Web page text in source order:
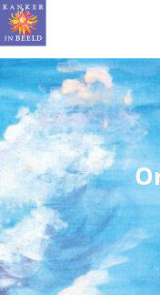
Sla
navigatie
over
HOME
WAT WE DOEN
ACTIVITEITEN
OVER ONS
CONTACT
NIEUWS